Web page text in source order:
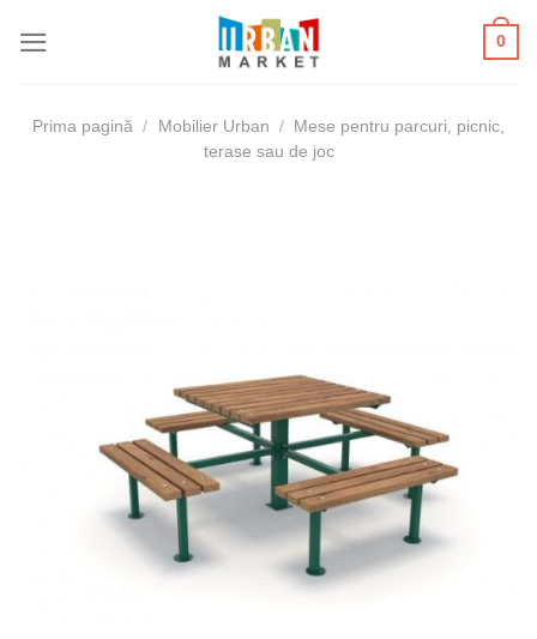
0
Prima pagină / Mobilier Urban /
Mese pentru parcuri, picnic,
terase sau de joc